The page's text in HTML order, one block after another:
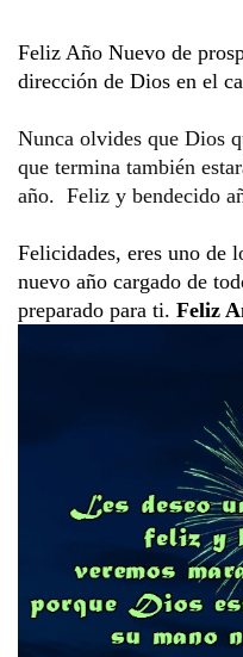
Feliz Año Nuevo de
dirección de Dios en el
Nunca olvides que Dios
que termina también
año.  Feliz y bendecido
Felicidades, eres uno de
nuevo año cargado de
preparado para ti. Feliz